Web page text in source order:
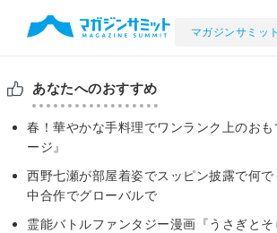
マガジンサミッ
あなたへのおすすめ
春！華やかな手料理でワンランク上のお
ージ』
西野七瀬が部屋着姿でスッピン披露で何
中合作でグローバルで
霊能バトルファンタジー漫画『うさぎと